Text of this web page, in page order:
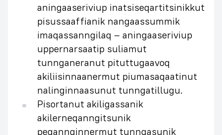
aningaaseriviup inatsiseqartitsinikkut
pisussaaffianik nangaassummik
imaqassanngilaq – aningaaseriviup
uppernarsaatip suliamut
tunnganeranut pituttugaavoq
akiliisinnaanermut piumasaqaatinut
nalinginnaasunut tunngatillugu.
Pisortanut akiligassanik
akilerneqanngitsunik
peqannginnermut tunngasunik